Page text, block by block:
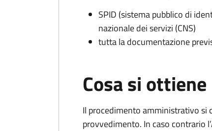
SPID (sistema pubblico di
nazionale dei servizi (CNS)
tutta la documentazione
Cosa si ottiene
Il procedimento amministrativo si
provvedimento. In caso contrario